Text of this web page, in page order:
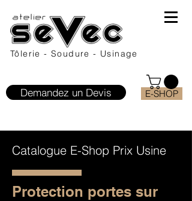
Tôlerie - Soudure - Usinage
E-SHOP
Demandez un Devis
Catalogue E-Shop Prix Usine
Protection portes sur